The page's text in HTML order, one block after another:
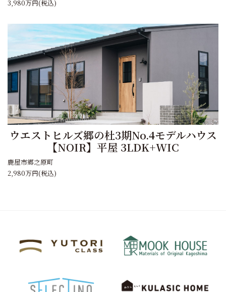
3,980万円(税込)
ウエストヒルズ郷の杜3期No.4モデルハウス
【NOIR】平屋 3LDK+WIC
鹿屋市郷之原町
2,980万円(税込)